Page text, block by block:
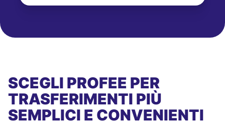
SCEGLI PROFEE PER
TRASFERIMENTI PIÙ
SEMPLICI E CONVENIENTI